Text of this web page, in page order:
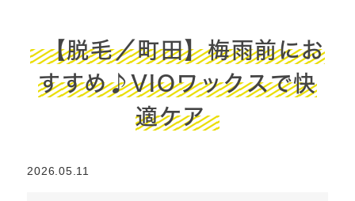
【脱毛／町田】梅雨前にお
すすめ♪VIOワックスで快
適ケア
2026.05.11